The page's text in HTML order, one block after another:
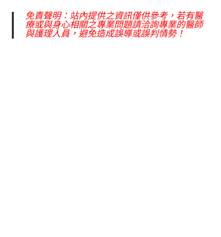
免責聲明：站內提供之資訊僅供參考，若有醫
療或與身心相關之專業問題請洽詢專業的醫師
與護理人員，避免造成誤導或誤判情勢！